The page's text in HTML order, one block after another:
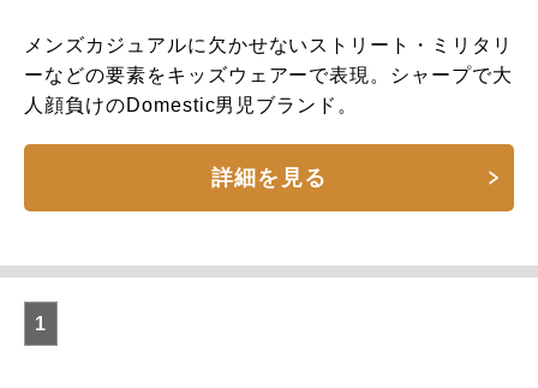
メンズカジュアルに欠かせないストリート・ミリタリ
ーなどの要素をキッズウェアーで表現。シャープで大
人顔負けのDomestic男児ブランド。
詳細を見る
1